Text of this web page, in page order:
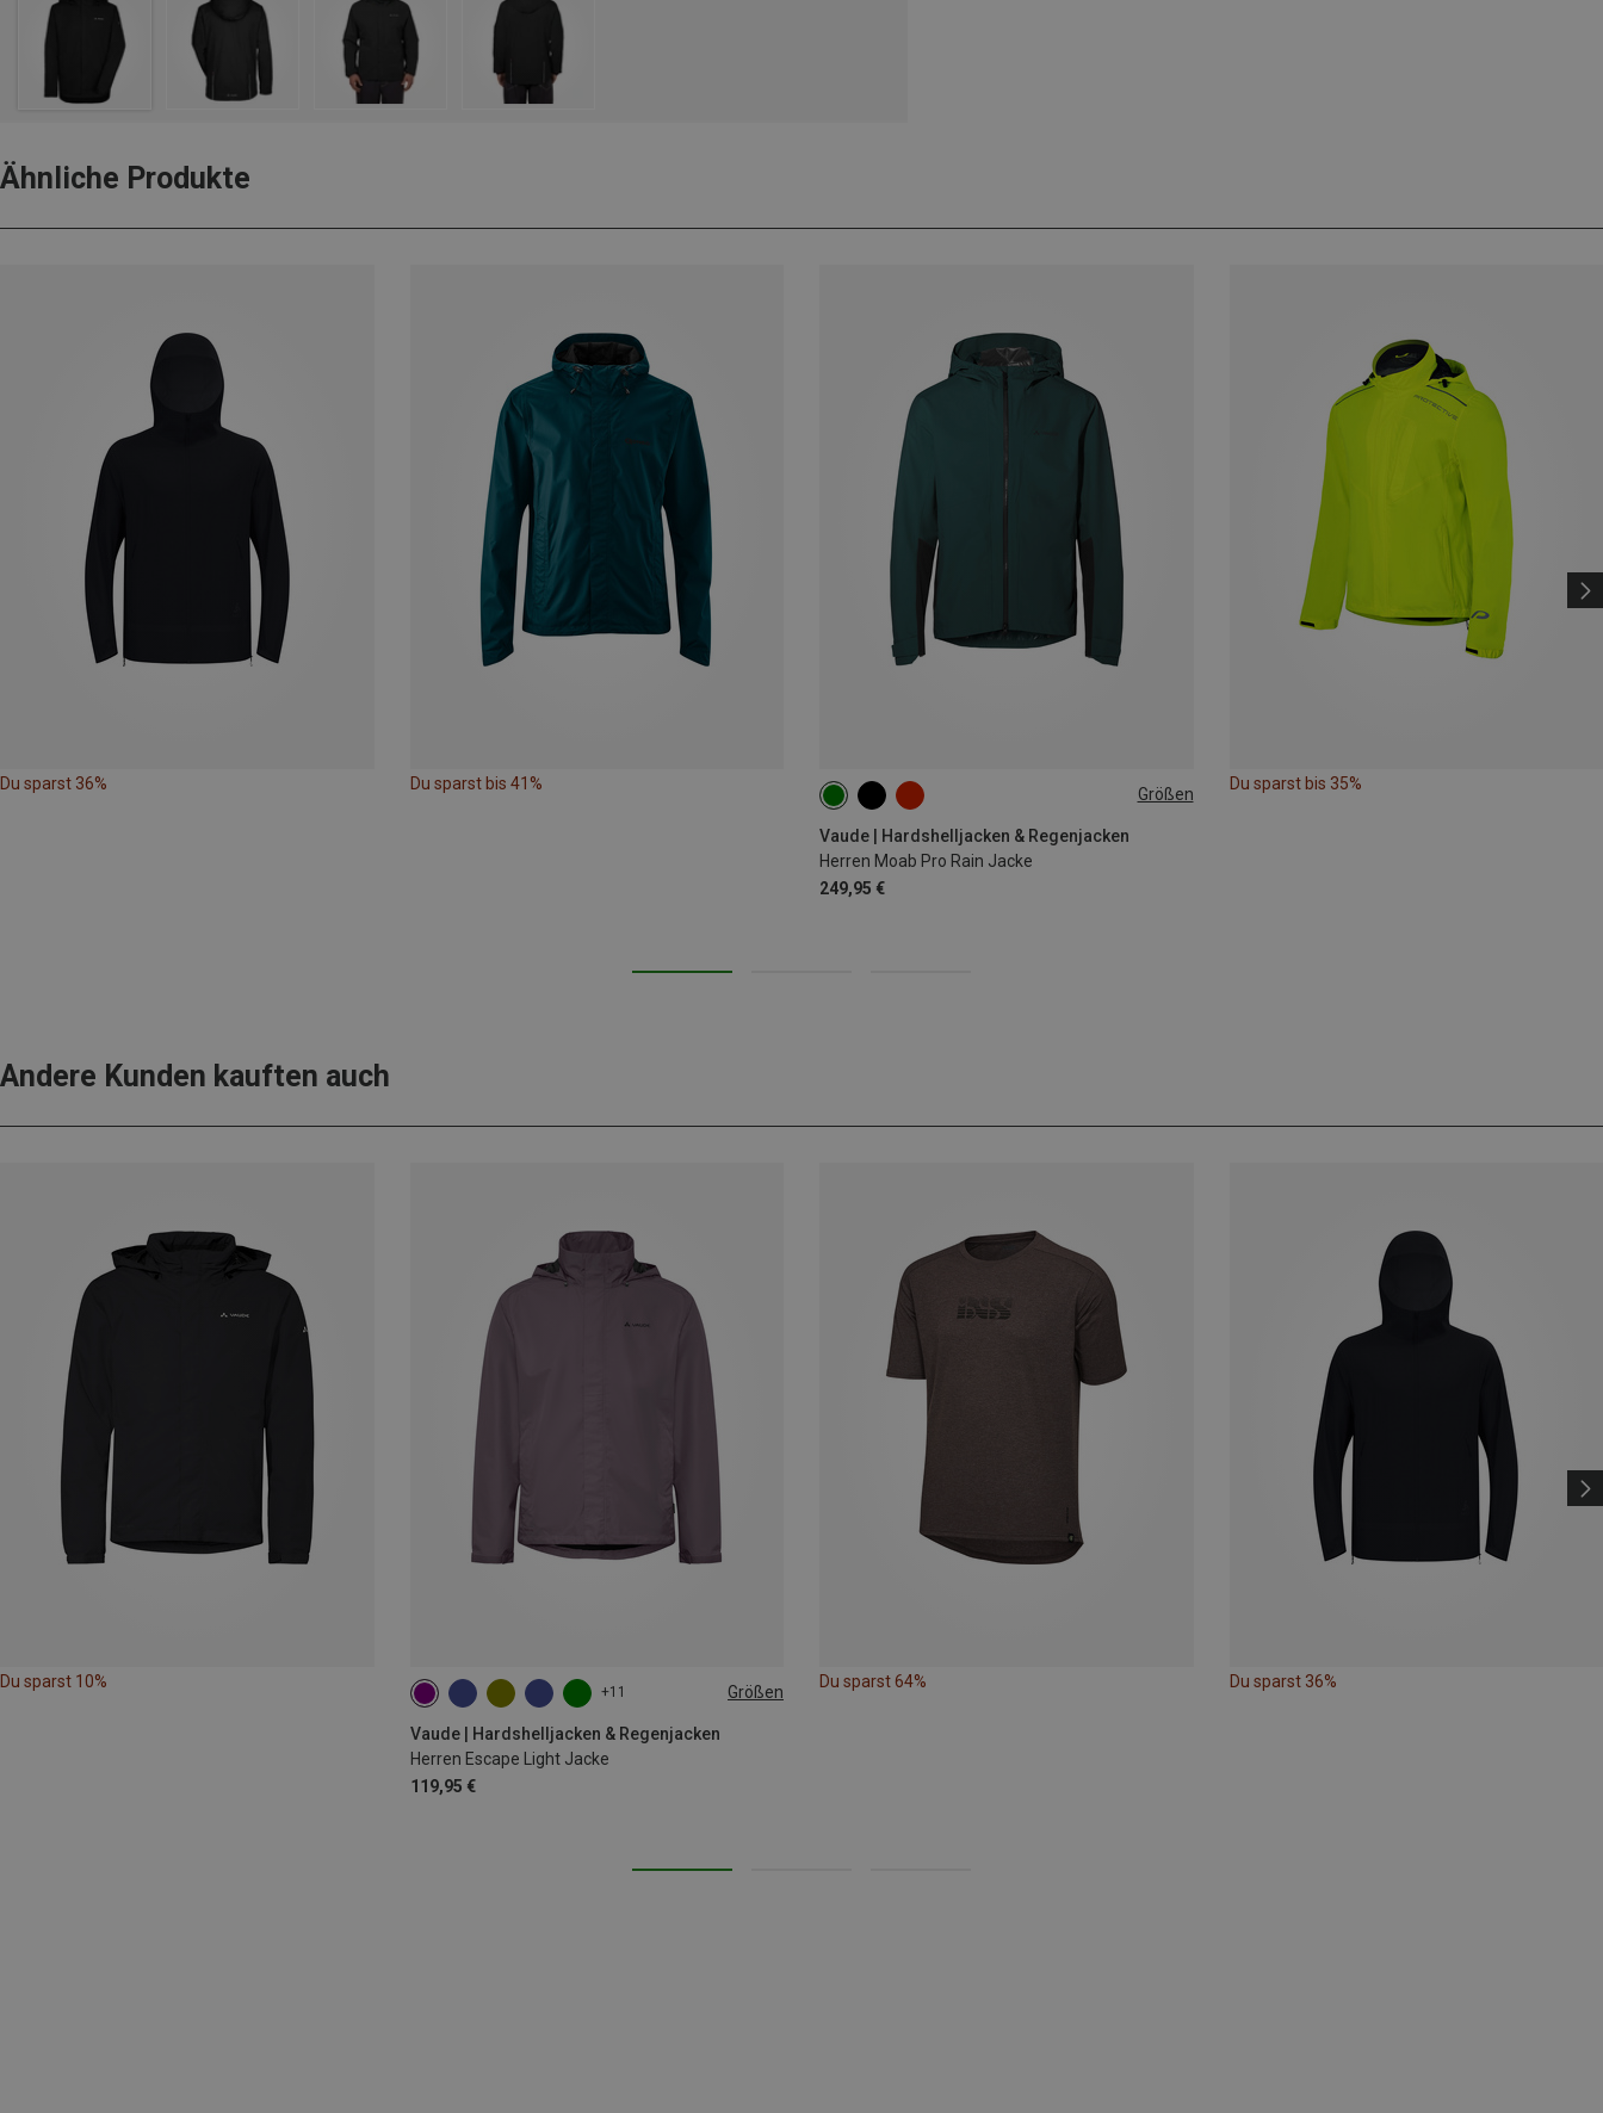
Ähnliche Produkte
Du sparst 36% Du sparst bis 41%
Größen
Vaude | Hardshelljacken & Regenjacken
Herren Moab Pro Rain Jacke
249,95 €
S M L
Du sparst bis 35%
Andere Kunden kauften auch
Du sparst 10%
+11 Größen
Vaude | Hardshelljacken & Regenjacken
Herren Escape Light Jacke
119,95 €
Du sparst 64% Du sparst 36%